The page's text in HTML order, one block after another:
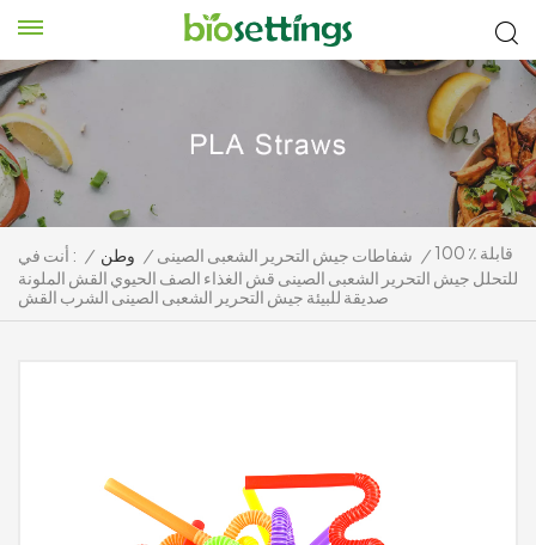
أنت في : / وطن / شفاطات جيش التحرير الشعبى الصينى / 100 ٪ قابلة
للتحلل جيش التحرير الشعبى الصينى قش الغذاء الصف الحيوي القش الملونة
صديقة للبيئة جيش التحرير الشعبى الصينى الشرب القش